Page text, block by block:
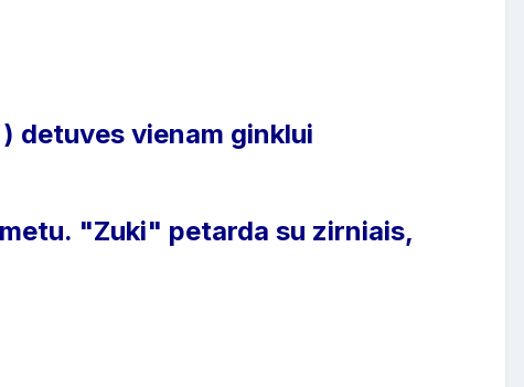
detuves vienam ginklui
"Zuki" petarda su zirniais,